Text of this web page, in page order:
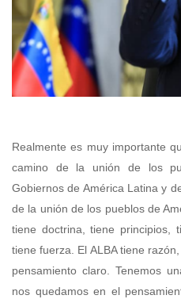
Realmente es muy importante
camino de la unión de los
Gobiernos de América Latina y
de la unión de los pueblos de
tiene doctrina, tiene principios,
tiene fuerza. El ALBA tiene
pensamiento claro. Tenemos
nos quedamos en el